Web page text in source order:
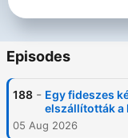
Episodes
188 - Egy fideszes
elszállították a
05 Aug 2026